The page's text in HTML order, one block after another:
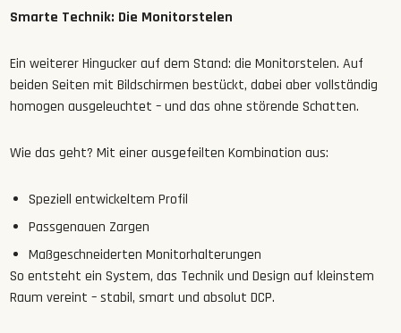
Smarte Technik: Die Monitorstelen
Ein weiterer Hingucker auf dem Stand: die Monitorstelen. Auf
beiden Seiten mit Bildschirmen bestückt, dabei aber vollständig
homogen ausgeleuchtet – und das ohne störende Schatten.
Wie das geht? Mit einer ausgefeilten Kombination aus:
Speziell entwickeltem Profil
Passgenauen Zargen
Maßgeschneiderten Monitorhalterungen
So entsteht ein System, das Technik und Design auf kleinstem
Raum vereint – stabil, smart und absolut DCP.